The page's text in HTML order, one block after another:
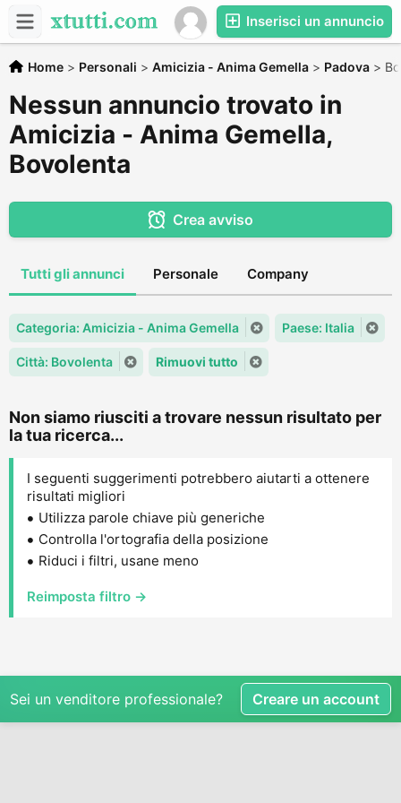
Inserisci un annuncio
Home > Personali > Amicizia - Anima Gemella > Padova >
Nessun annuncio trovato in
Amicizia - Anima Gemella,
Bovolenta
Crea avviso
Tutti gli annunci Personale Company
Categoria: Amicizia - Anima Gemella Paese: Italia
Città: Bovolenta Rimuovi tutto
Non siamo riusciti a trovare nessun risultato per
la tua ricerca...
I seguenti suggerimenti potrebbero aiutarti a ottenere
risultati migliori
Utilizza parole chiave più generiche
Controlla l'ortografia della posizione
Riduci i filtri, usane meno
Reimposta filtro →
Sei un venditore professionale? Creare un account